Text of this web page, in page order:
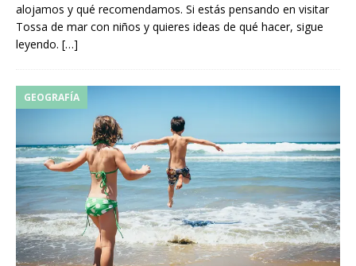
alojamos y qué recomendamos. Si estás pensando en visitar
Tossa de mar con niños y quieres ideas de qué hacer, sigue
leyendo. […]
GEOGRAFÍA